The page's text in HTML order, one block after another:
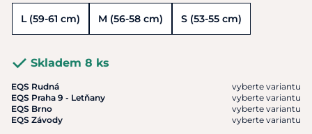
L (59-61 cm) M (56-58 cm) S (53-55 cm)
Skladem 8 ks
EQS Rudná
vyberte variantu
EQS Praha 9 - Letňany
vyberte variantu
EQS Brno
vyberte variantu
EQS Závody
vyberte variantu